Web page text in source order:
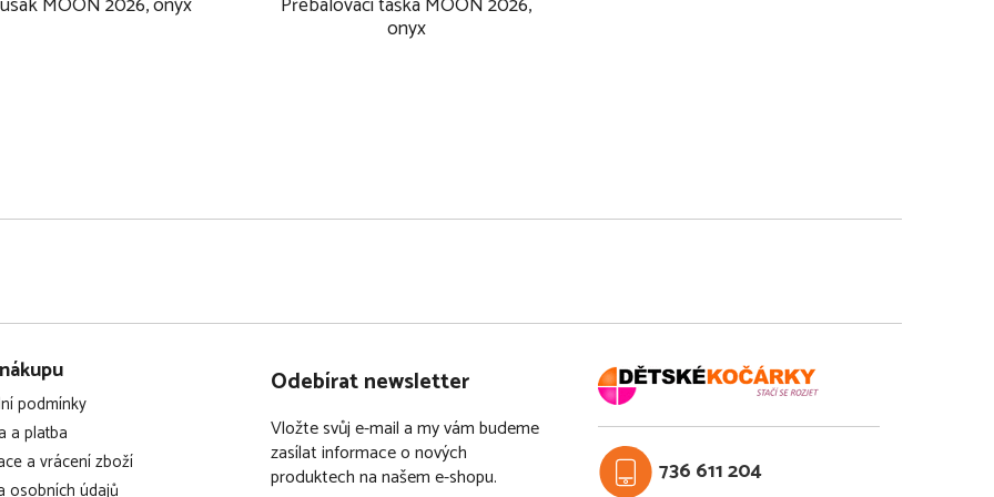
směrech jízdy (čelem k
sezení i pro větší děti,
oknu, což
před sluncem,
nastupování a
onyx
podmínky
a platba
a vrácení zboží
osobních údajů
Odebírat newsletter
Vložte svůj e-mail a my vám budeme
zasílat informace o nových
produktech na našem e-shopu.
736 611 204